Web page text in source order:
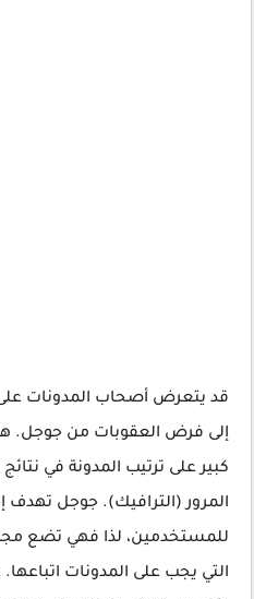
قد يتعرض أصحاب المدونات
إلى فرض العقوبات من جوجل.
كبير على ترتيب المدونة في
المرور (الترافيك). جوجل تهدف
للمستخدمين، لذا فهي تضع
التي يجب على المدونات اتباعها.